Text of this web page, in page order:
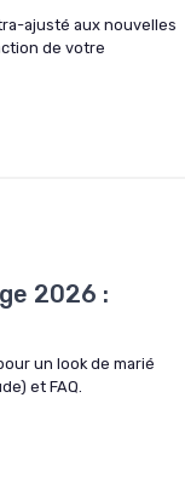
ajusté aux nouvelles
de votre
2026 :
un look de marié
et FAQ.